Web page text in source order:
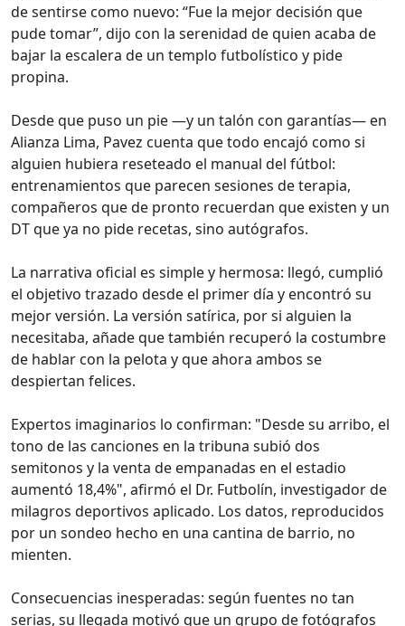
de sentirse como nuevo: “Fue la mejor decisión que
pude tomar”, dijo con la serenidad de quien acaba de
bajar la escalera de un templo futbolístico y pide
propina.
Desde que puso un pie —y un talón con garantías— en
Alianza Lima, Pavez cuenta que todo encajó como si
alguien hubiera reseteado el manual del fútbol:
entrenamientos que parecen sesiones de terapia,
compañeros que de pronto recuerdan que existen y un
DT que ya no pide recetas, sino autógrafos.
La narrativa oficial es simple y hermosa: llegó, cumplió
el objetivo trazado desde el primer día y encontró su
mejor versión. La versión satírica, por si alguien la
necesitaba, añade que también recuperó la costumbre
de hablar con la pelota y que ahora ambos se
despiertan felices.
Expertos imaginarios lo confirman: "Desde su arribo, el
tono de las canciones en la tribuna subió dos
semitonos y la venta de empanadas en el estadio
aumentó 18,4%", afirmó el Dr. Futbolín, investigador de
milagros deportivos aplicado. Los datos, reproducidos
por un sondeo hecho en una cantina de barrio, no
mienten.
Consecuencias inesperadas: según fuentes no tan
serias, su llegada motivó que un grupo de fotógrafos